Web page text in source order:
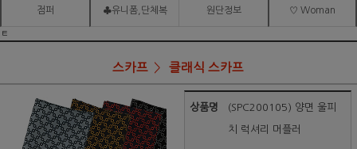
점퍼 ♣유니폼,단체복 원단정보 ♡ Woman
ㅌ
스카프 클래식 스카프
상품명 (SPC200105) 양면 울피
치 럭셔리 머플러